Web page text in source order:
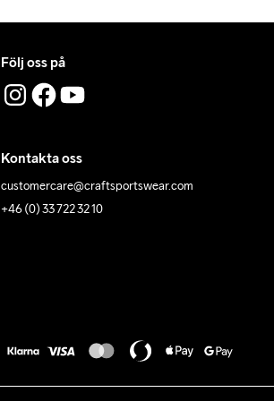
Följ oss på
Kontakta oss
customercare@craftsportswear.com
+46 (0) 33 722 32 10